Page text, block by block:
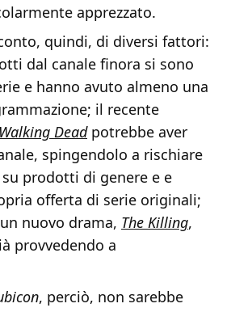
apprezzato.
quindi, di diversi fattori:
dal canale finora si sono
e hanno avuto almeno una
il recente
Deadpotrebbe aver
spingendolo a rischiare
prodotti di genere e e
offerta di serie originali;
nuovo drama, The Killing,
provvedendo a
, perciò, non sarebbe